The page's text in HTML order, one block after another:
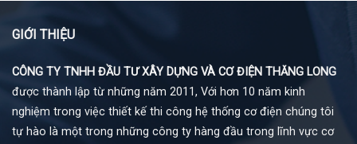
GIỚI THIỆU
CÔNG TY TNHH ĐẦU TƯ XÂY DỰNG VÀ CƠ ĐIỆN THĂNG LONG
được thành lập từ những năm 2011, Với hơn 10 năm kinh
nghiệm trong việc thiết kế thi công hệ thống cơ điện chúng tôi
tự hào là một trong những công ty hàng đầu trong lĩnh vực cơ